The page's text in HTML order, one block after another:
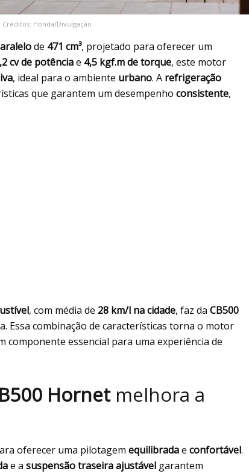
Créditos: Honda/Divulgação
de 471 cm³, projetado para oferecer um
cv de potênciae 4,5 kgf.m de torque, este motor
, ideal para o ambiente urbano. A refrigeração
que garantem um desempenho consistente,
, com média de 28 km/l na cidade, faz da CB500
Essa combinação de características torna o motor
componente essencial para uma experiência de
Hornetmelhora a
oferecer uma pilotagem equilibradae confortável.
e a suspensão traseira ajustável garantem